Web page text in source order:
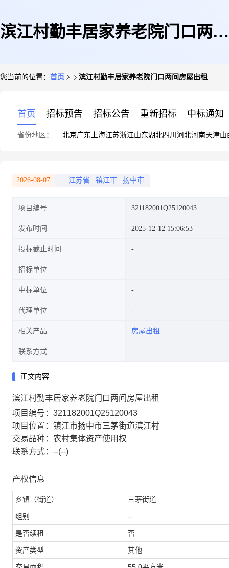
滨江村勤丰居家养老院门口两间
您当前的位置： 首页 滨江村勤丰居家养老院门口两间房屋出租
首页 招标预告 招标公告 重新招标 中标通知
省份地区： 北京广东 上海江苏浙江山东湖北四川 河北河南天津山
2026-08-07 江苏省 镇江市 扬中市
项目编号 321182001Q25120043
发布时间 2025-12-12 15:06:53
投标截止时间
招标单位
中标单位
代理单位
相关产品 房屋出租
联系方式
正文内容
滨江村勤丰居家养老院门口两间房屋出租
项目编号：321182001Q25120043
项目位置：镇江市扬中市三茅街道滨江村
交易品种：农村集体资产使用权
联系方式：--(--)
产权信息
乡镇（街道） 三茅街道
组别 --
是否续租 否
资产类型 其他